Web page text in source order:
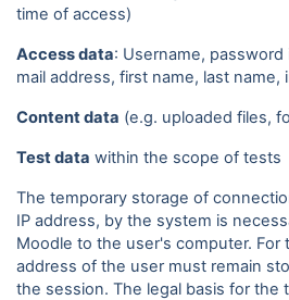
time of access)
Access data: Username,
mail address, first name, last
Content data (e.g. uploaded files,
Test data within the scope of tests
The temporary storage of
IP address, by the system is
Moodle to the user's computer. For
address of the user must remain
the session. The legal basis for the